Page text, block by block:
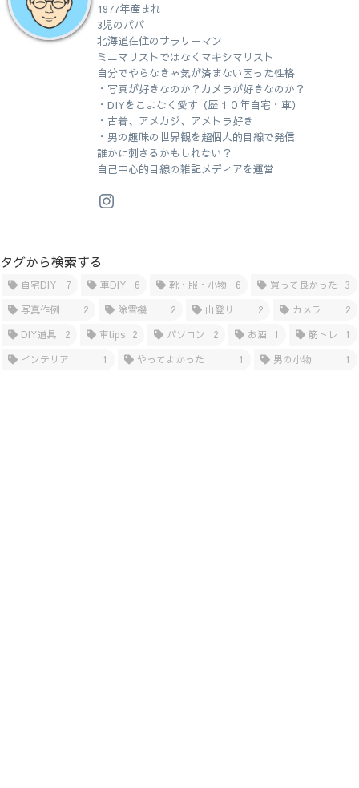
1977年産まれ
3児のパパ
北海道在住のサラリーマン
ミニマリストではなくマキシマリスト
自分でやらなきゃ気が済まない困った性格
・写真が好きなのか？カメラが好きなのか？
・DIYをこよなく愛す（歴１０年自宅・車）
・古着、アメカジ、アメトラ好き
・男の趣味の世界観を超個人的目線で発信
誰かに刺さるかもしれない？
自己中心的目線の雑記メディアを運営
タグから検索する
自宅DIY 7 車DIY 6 靴・服・小物 6 買って良かった
3
写真作例
2 除雪機 2 山登り 2 カメラ
2
DIY道具
2 車tips 2 パソコン 2 お酒 1 筋トレ
1
インテリア
1 やってよかった 1 男の小物 1